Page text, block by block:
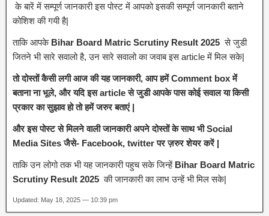
के बारें में सम्पूर्ण जानकारी इस पोस्ट में आपको इसकी सम्पूर्ण जानकारी बताने
कोशिश की गयी है|
ताकि आपकेBihar Board Matric Scrutiny Result 2025से जुडी
जितने भी सारे सवालो है, उन सारे सवालो का जवाब इस article में मिल सके|
तो दोस्तों कैसी लगी आज की यह जानकारी, आप हमें Comment box में
बताना ना भूले, और यदि इस article से जुडी आपके पास कोई सवाल या किसी
प्रकार का सुझाव हो तो हमें जरुर बताएं |
और इस पोस्ट से मिलने वाली जानकारी अपने दोस्तों के साथ भी Social
Media Sites जैसे- Facebook, twitter पर ज़रुर शेयर करें |
ताकि उन लोगो तक भी यह जानकारी पहुच सके जिन्हें Bihar Board Matric
Scrutiny Result 2025की जानकारी का लाभ उन्हें भी मिल सके|
Updated: May 18, 2025 — 10:39 pm